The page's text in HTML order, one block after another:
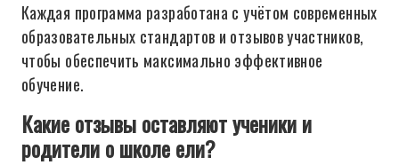
Каждая программа разработана с учётом современных
образовательных стандартов и отзывов участников,
чтобы обеспечить максимально эффективное
обучение.
Какие отзывы оставляют ученики и
родители о школе ели?